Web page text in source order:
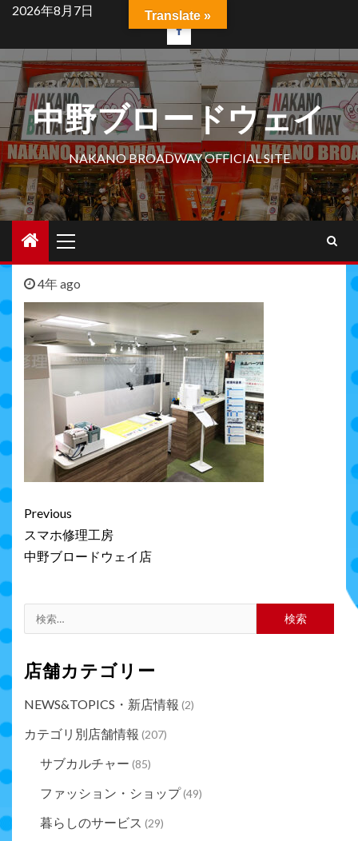
Skip
content
2026年8月7日
facebook
中野ブロードウェイ
NAKANO BROADWAY OFFICIAL SITE
Menu
4年 ago
Continue
Reading
Previous
スマホ修理工房
中野ブロードウェイ店
索:
店舗カテゴリー
NEWS&TOPICS・新店情報 (2)
カテゴリ別店舗情報 (207)
サブカルチャー (85)
ファッション・ショップ(49)
暮らしのサービス (29)
Translate »